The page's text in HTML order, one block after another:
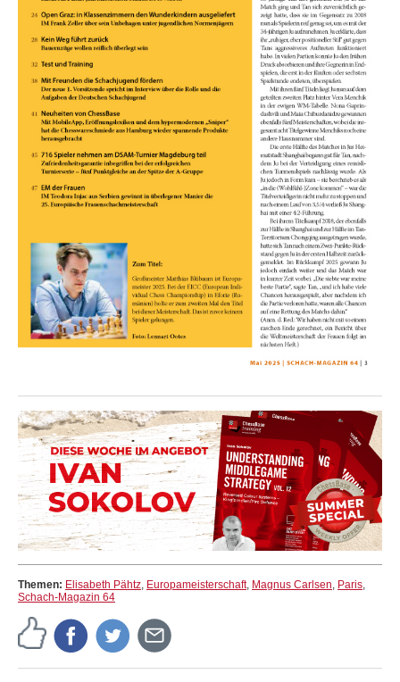
Themen: Elisabeth Pähtz Europameisterschaft, Magnus Carlsen Paris
Schach-Magazin 64